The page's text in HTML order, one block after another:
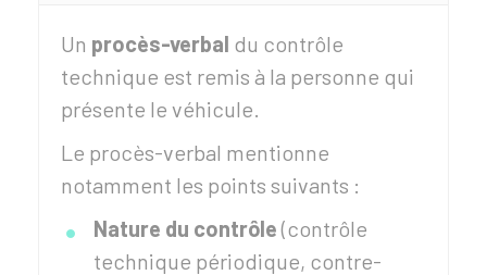
Un procès-verbal du contrôle
technique est remis à la personne qui
présente le véhicule.
Le procès-verbal mentionne
notamment les points suivants :
Nature du contrôle(contrôle
technique périodique, contre-